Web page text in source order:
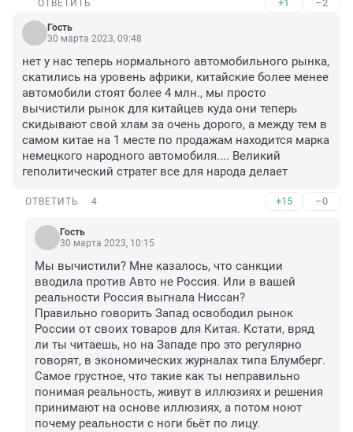
ОТВЕТИТЬ +1 –2
Гость
30 марта 2023, 09:48
нет у нас теперь нормального автомобильного рынка,
скатились на уровень африки, китайские более менее
автомобили стоят более 4 млн., мы просто
вычистили рынок для китайцев куда они теперь
скидывают свой хлам за очень дорого, а между тем в
самом китае на 1 месте по продажам находится марка
немецкого народного автомобиля.... Великий
геполитический стратег все для народа делает
ОТВЕТИТЬ 4 +15 –0
Гость
30 марта 2023, 10:15
Мы вычистили? Мне казалось, что санкции
вводила против Авто не Россия. Или в вашей
реальности Россия выгнала Ниссан?
Правильно говорить Запад освободил рынок
России от своих товаров для Китая. Кстати, вряд
ли ты читаешь, но на Западе про это регулярно
говорят, в экономических журналах типа Блумберг.
Самое грустное, что такие как ты неправильно
понимая реальность, живут в иллюзиях и решения
принимают на основе иллюзиях, а потом ноют
почему реальности с ноги бьёт по лицу.